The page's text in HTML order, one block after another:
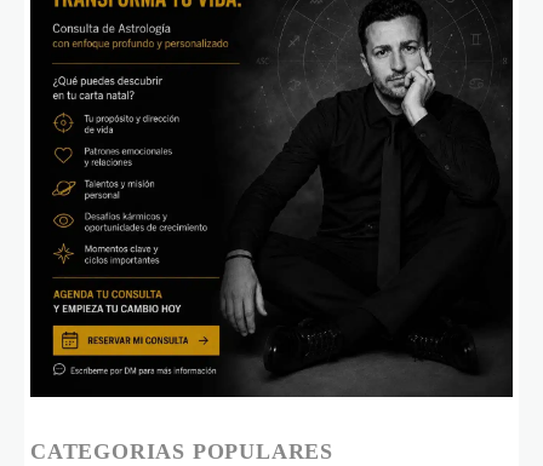
CATEGORIAS POPULARES